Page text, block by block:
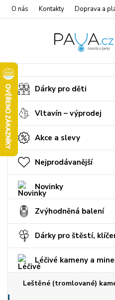
O nás Kontakty Doprava a
Dárky pro děti
Vltavín – výprodej
Akce a slevy
Nejprodávanější
Novinky
Zvýhodněná balení
Dárky pro štěstí,
Léčivé kameny a
Leštěné (tromlované)